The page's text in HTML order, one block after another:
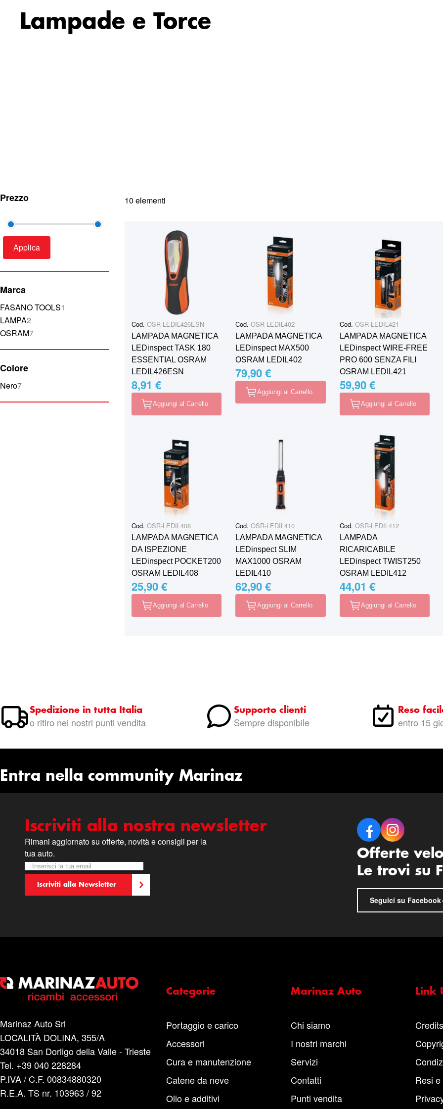
Lampade e Torce
Prezzo
Applica
Marca
FASANO TOOLS1
elemento
LAMPA2
elementi
OSRAM7
elementi
Colore
Nero7
elementi
10 elementi
Cod. OSR-LEDIL426ESN
LAMPADA MAGNETICA
LEDinspect TASK 180
ESSENTIAL OSRAM
LEDIL426ESN
8,91 €
Aggiungi al Carrello
Cod. OSR-LEDIL402
LAMPADA MAGNETICA
LEDinspect MAX500
OSRAM LEDIL402
79,90 €
Aggiungi al Carrello
Cod. OSR-LEDIL421
LAMPADA MAGNETICA
LEDinspect WIRE-FREE
PRO 600 SENZA FILI
OSRAM LEDIL421
59,90 €
Aggiungi al Carrello
Cod. OSR-LEDIL408
LAMPADA MAGNETICA
DA ISPEZIONE
LEDinspect POCKET200
OSRAM LEDIL408
25,90 €
Aggiungi al Carrello
Cod. OSR-LEDIL410
LAMPADA MAGNETICA
LEDinspect SLIM
MAX1000 OSRAM
LEDIL410
62,90 €
Aggiungi al Carrello
Cod. OSR-LEDIL412
LAMPADA
RICARICABILE
LEDinspect TWIST250
OSRAM LEDIL412
44,01 €
Aggiungi al Carrello
Spedizione in tutta Italia
o ritiro nei nostri punti vendita
Supporto clienti
Sempre disponibile
Reso
entro 15
Entra nella community Marinaz
Iscriviti alla nostra newsletter
Rimani aggiornato su offerte, novità e consigli per la
tua auto.
Newsletter
Iscriviti alla nostra Newsletter:
Iscriviti alla Newsletter
Offerte
Le trovi su
Seguici su Facebook
Marinaz Auto Srl
LOCALITÀ DOLINA, 355/A
34018 San Dorligo della Valle - Trieste
Tel. +39 040 228284
P.IVA / C.F. 00834880320
R.E.A. TS nr. 103963 / 92
Categorie
Portaggio e carico
Accessori
Cura e manutenzione
Catene da neve
Olio e additivi
Marinaz Auto
Chi siamo
I nostri marchi
Servizi
Contatti
Punti vendita
Link
Credits
Resi